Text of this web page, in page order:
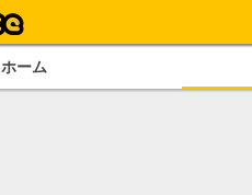
ホーム